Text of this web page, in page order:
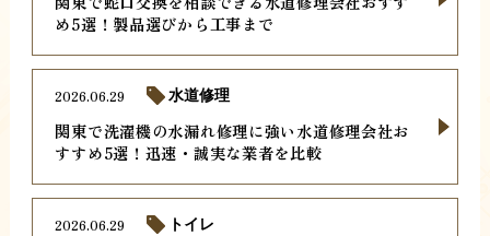
め5選！製品選びから工事まで
関東で洗濯機の水漏れ修理に強い水道修理会社お
すすめ5選！迅速・誠実な業者を比較
2026.06.29 水道修理
2026.06.29 トイレ